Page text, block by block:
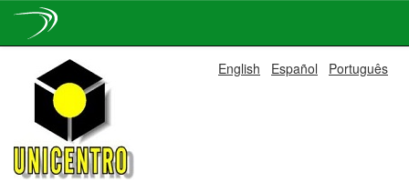
navigation
English Español Português